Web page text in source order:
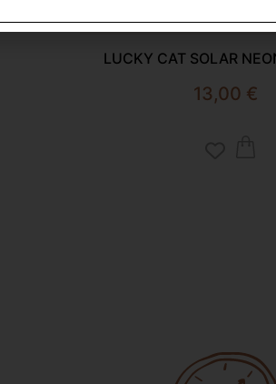
LUCKY CAT SOLAR
13,00 €